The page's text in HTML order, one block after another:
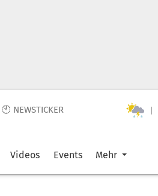
🕙 NEWSTICKER |
Videos Events Mehr